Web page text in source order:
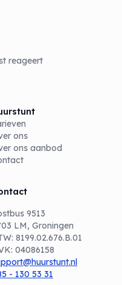
reageert
ons
ons aanbod
9513
LM, Groningen
8199.02.676.B.01
04086158
- 130 53 31